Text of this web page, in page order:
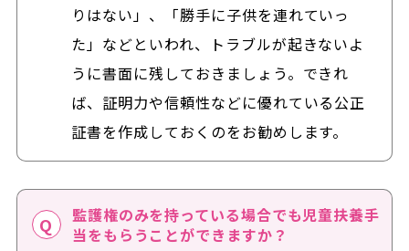
りはない」、「勝手に子供を連れていっ
た」などといわれ、トラブルが起きないよ
うに書面に残しておきましょう。できれ
ば、証明力や信頼性などに優れている公正
証書を作成しておくのをお勧めします。
監護権のみを持っている場合でも児童扶養手
当をもらうことができますか？